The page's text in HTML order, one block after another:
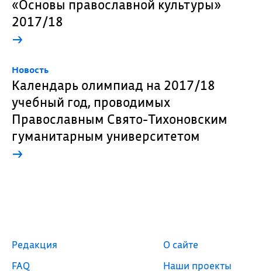
«Основы православной культуры»
2017/18
→
Новость
Календарь олимпиад на 2017/18
учебный год, проводимых
Православным Свято-Тихоновским
гуманитарным университетом
→
Редакция
FAQ
О сайте
Наши проекты